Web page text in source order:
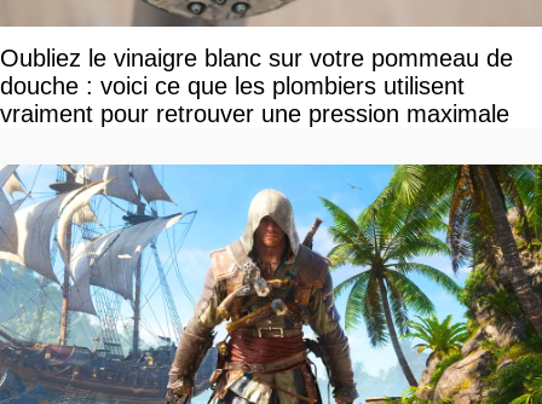
Oubliez le vinaigre blanc sur votre pommeau de
douche : voici ce que les plombiers utilisent
vraiment pour retrouver une pression maximale